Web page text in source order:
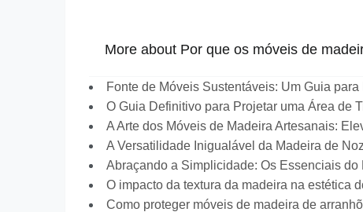
More about Por que os móveis de
Fonte de Móveis Sustentáveis: Um Guia
O Guia Definitivo para Projetar uma Área de
A Arte dos Móveis de Madeira Artesanais:
A Versatilidade Inigualável da Madeira de
Abraçando a Simplicidade: Os Essenciais
O impacto da textura da madeira na estética
Como proteger móveis de madeira de